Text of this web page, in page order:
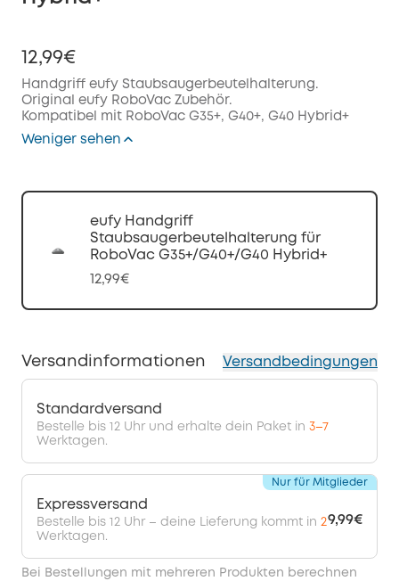
12,99€
Handgriff eufy Staubsaugerbeutelhalterung.
Original eufy RoboVac Zubehör.
Kompatibel mit RoboVac G35+, G40+, G40 Hybrid+
Weniger sehen
eufy Handgriff
Staubsaugerbeutelhalterung für
RoboVac G35+/G40+/G40 Hybrid+
12,99€
Versandinformationen Versandbedingungen
Standardversand
Bestelle bis 12 Uhr und erhalte dein Paket in 3–7
Werktagen.
Expressversand
Bestelle bis 12 Uhr – deine Lieferung kommt in 2
Werktagen.
9,99€
Nur für Mitglieder
Bei Bestellungen mit mehreren Produkten berechnen